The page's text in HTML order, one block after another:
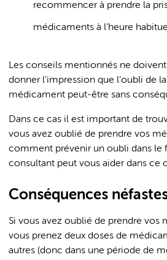
recommencer à prendre la
médicaments à l’heure
Les conseils mentionnés ne
donner l’impression que l’oubli de
médicament peut-être sans
Dans ce cas il est important de
vous avez oublié de prendre vos
comment prévenir un oubli dans le
consultant peut vous aider dans ce
Conséquences
Si vous avez oublié de prendre vos
vous prenez deux doses de
autres (donc dans une période de